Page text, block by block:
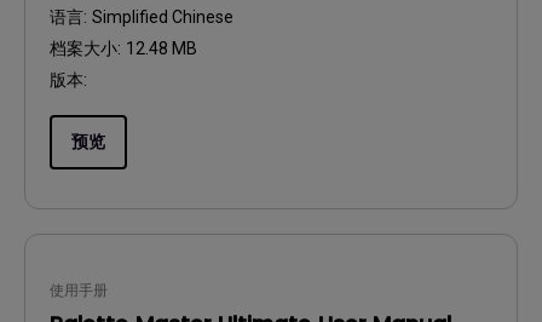
语言: Simplified Chinese
档案大小: 12.48 MB
版本:
预览
使用手册